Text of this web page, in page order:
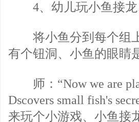
4、幼儿玩小鱼接龙
将小鱼分到每个组上
有个钮洞、小鱼的眼睛
师：“Now we are play
Dscovers small fish's
来玩个小游戏、小鱼接